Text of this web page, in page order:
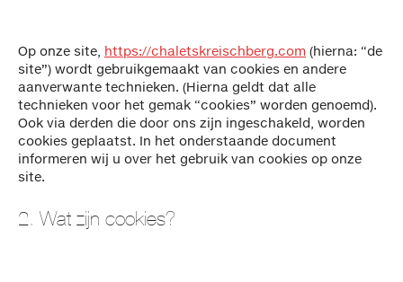
Op onze site, https://chaletskreischberg.com (hierna: “de
site”) wordt gebruikgemaakt van cookies en andere
aanverwante technieken. (Hierna geldt dat alle
technieken voor het gemak “cookies” worden genoemd).
Ook via derden die door ons zijn ingeschakeld, worden
cookies geplaatst. In het onderstaande document
informeren wij u over het gebruik van cookies op onze
site.
2. Wat zijn cookies?